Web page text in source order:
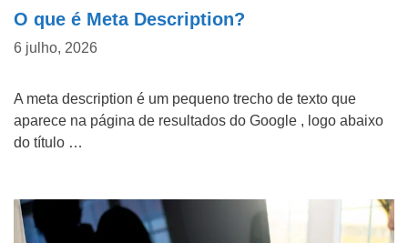
O que é Meta Description?
6 julho, 2026
A meta description é um pequeno trecho de texto que
aparece na página de resultados do Google , logo abaixo
do título …
i
l
e
l
f
o
N
m
e
C
o
Criação de Site